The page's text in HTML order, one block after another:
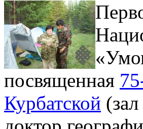
посвященная
Курбатской